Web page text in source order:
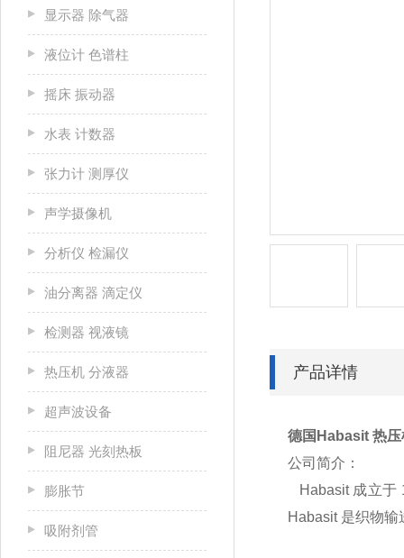
显示器 除气器
液位计 色谱柱
摇床 振动器
水表 计数器
张力计 测厚仪
声学摄像机
分析仪 检漏仪
油分离器 滴定仪
检测器 视液镜
热压机 分液器
超声波设备
阻尼器 光刻热板
膨胀节
吸附剂管
产品详情
德国Habasit 热
公司简介：
Habasit 成立于
Habasit 是织物